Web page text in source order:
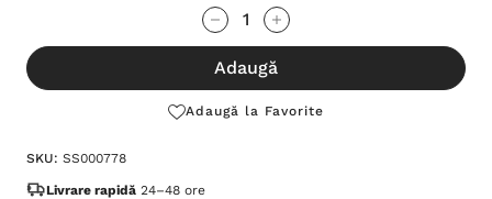
te!
Stocul
Adaugă
Adaugă la Favorite
SKU: SS000778
Livrare rapidă 24–48 ore